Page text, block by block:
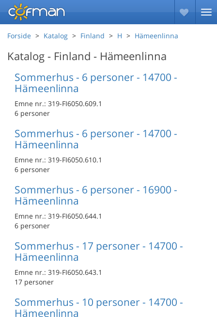
Forside Katalog Finland H Hämeenlinna
Katalog - Finland - Hämeenlinna
Sommerhus - 6 personer - 14700 -
Hämeenlinna
Emne nr.: 319-FI6050.609.1
6 personer
Sommerhus - 6 personer - 14700 -
Hämeenlinna
Emne nr.: 319-FI6050.610.1
6 personer
Sommerhus - 6 personer - 16900 -
Hämeenlinna
Emne nr.: 319-FI6050.644.1
6 personer
Sommerhus - 17 personer - 14700 -
Hämeenlinna
Emne nr.: 319-FI6050.643.1
17 personer
Sommerhus - 10 personer - 14700 -
Hämeenlinna